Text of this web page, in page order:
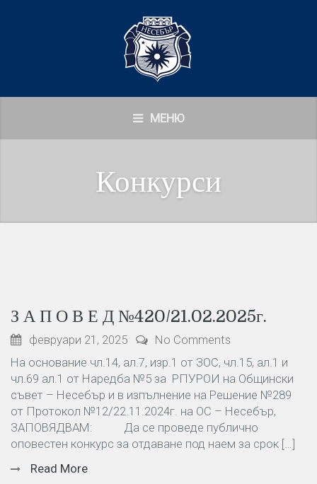
МЕНЮ
Конкурси
З А П О В Е Д №420/21.02.2025г.
февруари 21, 2025
No Comments
На основание чл.14, ал.7, изр.1 от ЗОС, чл.15, ал.1 и
чл.69 ал.1 от Наредба №5 за РПУРОИ на Общински
съвет – Несебър и в изпълнение на Решение №289
от Протокол №12/22.11.2024г. на ОС – Несебър,
ЗАПОВЯДВАМ: Да се проведе публично
оповестен конкурс за отдаване под наем за срок […]
Read More